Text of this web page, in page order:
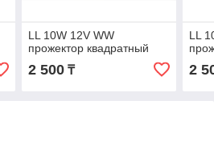
LL 10W 12V WW
прожектор квадратный
2 500₸
LL
2